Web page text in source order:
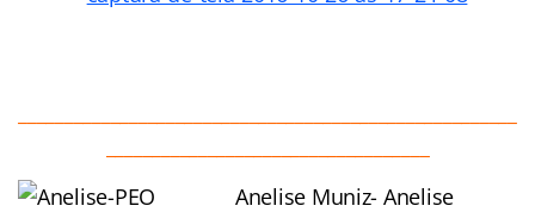
Anelise Muniz- Anelise